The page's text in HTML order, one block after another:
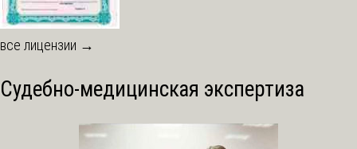
все лицензии →
Судебно-медицинская экспертиза